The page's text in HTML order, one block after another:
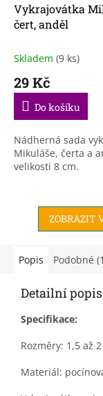
Vykrajovátka
čert, anděl
Skladem (9 ks)
29 Kč
Do košíku
Nádherná sada
Mikuláše, čerta a
velikosti 8 cm.
ZOBRAZIT
Popis Podobné
Detailní
Specifikace:
Rozměry: 1,5 až
Materiál: